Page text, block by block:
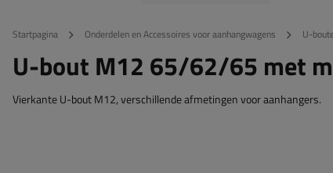
Startpagina Onderdelen en Accessoires voor aanhangwagens U-
U-bout M12 65/62/65 met
Vierkante U-bout M12, verschillende afmetingen voor aanhangers.